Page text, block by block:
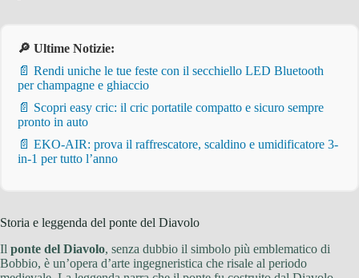
🔎 Ultime Notizie:
📄 Rendi uniche le tue feste con il secchiello LED Bluetooth
per champagne e ghiaccio
📄 Scopri easy cric: il cric portatile compatto e sicuro sempre
pronto in auto
📄 EKO-AIR: prova il raffrescatore, scaldino e umidificatore 3-
in-1 per tutto l’anno
Storia e leggenda del ponte del Diavolo
Il ponte del Diavolo, senza dubbio il simbolo più emblematico di
Bobbio, è un’opera d’arte ingegneristica che risale al periodo